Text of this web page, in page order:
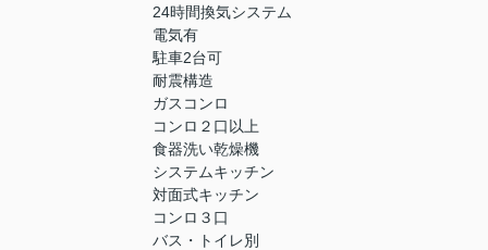
24時間換気システム
電気有
駐車2台可
耐震構造
ガスコンロ
コンロ２口以上
食器洗い乾燥機
システムキッチン
対面式キッチン
コンロ３口
バス・トイレ別